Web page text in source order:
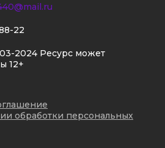
2024 Ресурс может
12+
обработки персональных
22